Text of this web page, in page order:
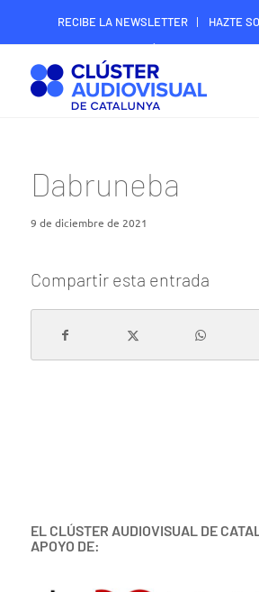
RECIBE LA NEWSLETTER HAZTE
ÁREA DIGITAL
Dabruneba
9 de diciembre de 2021
Compartir esta entrada
EL CLÚSTER AUDIOVISUAL DE
APOYO DE: